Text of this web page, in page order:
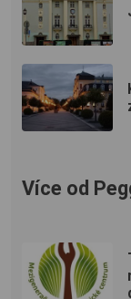
Více od